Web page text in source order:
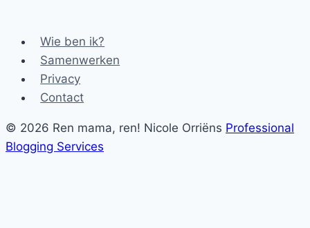
Wie ben ik?
Samenwerken
Privacy
Contact
© 2026 Ren mama, ren! Nicole Orriëns Professional
Blogging Services